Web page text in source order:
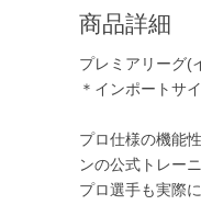
商品詳細
プレミアリーグ(
＊インポートサ
プロ仕様の機能
ンの公式トレー
プロ選手も実際